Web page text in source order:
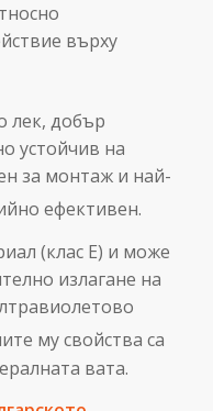
върху
лек, добър
устойчив на
за монтаж и най-
ефективен.
(клас Е) и може
излагане на
му свойства са
вата.